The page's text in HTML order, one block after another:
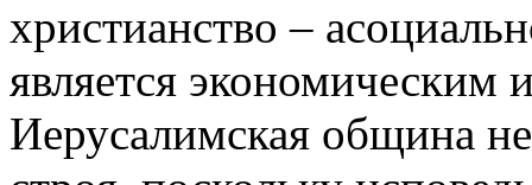
христианство –
является
Иерусалимская община